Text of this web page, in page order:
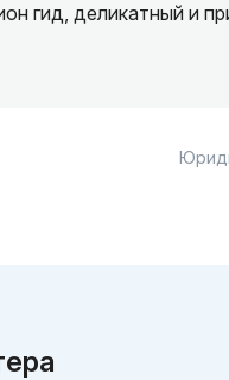
гид, деликатный и